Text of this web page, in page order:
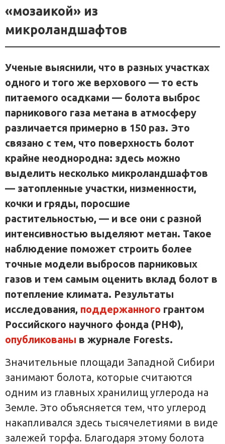
«мозаикой» из
микроландшафтов
Ученые выяснили, что в разных участках
одного и того же верхового — то есть
питаемого осадками — болота выброс
парникового газа метана в атмосферу
различается примерно в 150 раз. Это
связано с тем, что поверхность болот
крайне неоднородна: здесь можно
выделить несколько микроландшафтов
— затопленные участки, низменности,
кочки и гряды, поросшие
растительностью, — и все они с разной
интенсивностью выделяют метан. Такое
наблюдение поможет строить более
точные модели выбросов парниковых
газов и тем самым оценить вклад болот в
потепление климата. Результаты
исследования, поддержанного грантом
Российского научного фонда (РНФ),
опубликованы в журнале Forests.
Значительные площади Западной Сибири
занимают болота, которые считаются
одним из главных хранилищ углерода на
Земле. Это объясняется тем, что углерод
накапливался здесь тысячелетиями в виде
залежей торфа. Благодаря этому болота